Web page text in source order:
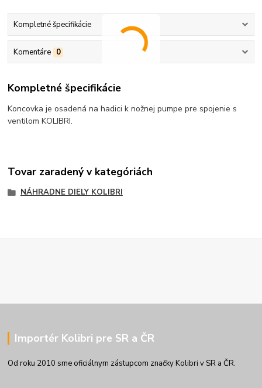
Kompletné špecifikácie
Komentáre 0
Kompletné špecifikácie
Koncovka je osadená na hadici k nožnej pumpe pre spojenie s
ventilom KOLIBRI.
Tovar zaradený v kategóriách
NÁHRADNE DIELY KOLIBRI
Importér Kolibri pre SR a ČR
Od roku 2010 sme oficiálnym zástupcom značky Kolibri v SR a ČR.